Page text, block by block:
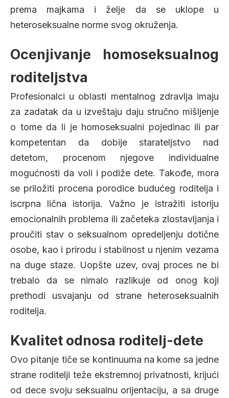
prema majkama i želje da se uklope u
heteroseksualne norme svog okruženja.
Ocenjivanje homoseksualnog
roditeljstva
Profesionalci u oblasti mentalnog zdravlja imaju
za zadatak da u izveštaju daju stručno mišljenje
o tome da li je homoseksualni pojedinac ili par
kompetentan da dobije starateljstvo nad
detetom, procenom njegove individualne
mogućnosti da voli i podiže dete. Takođe, mora
se priložiti procena porodice budućeg roditelja i
iscrpna lična istorija. Važno je istražiti istoriju
emocionalnih problema ili začeteka zlostavljanja i
proučiti stav o seksualnom opredeljenju dotične
osobe, kao i prirodu i stabilnost u njenim vezama
na duge staze. Uopšte uzev, ovaj proces ne bi
trebalo da se nimalo razlikuje od onog koji
prethodi usvajanju od strane heteroseksualnih
roditelja.
Kvalitet odnosa roditelj-dete
Ovo pitanje tiče se kontinuuma na kome sa jedne
strane roditelji teže ekstremnoj privatnosti, krijući
od dece svoju seksualnu orijentaciju, a sa druge